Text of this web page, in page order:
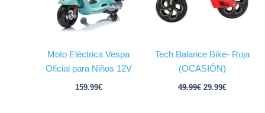
Moto Eléctrica Vespa
Oficial para Niños 12V
159.99€
Tech Balance Bike- Roja
(OCASIÓN)
49.99€ 29.99€